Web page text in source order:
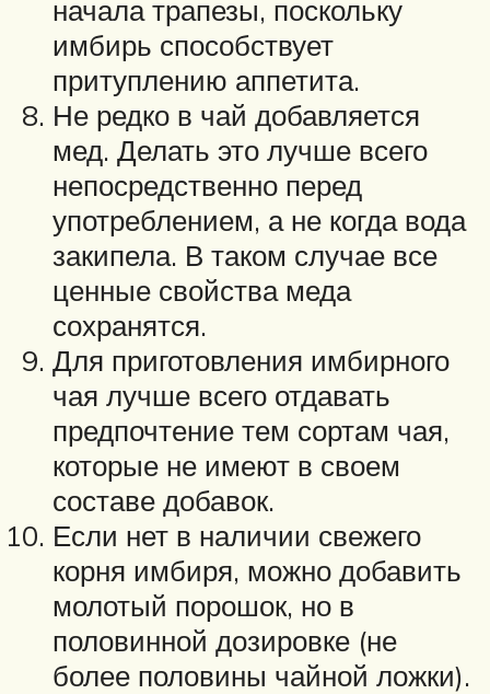
начала трапезы, поскольку
имбирь способствует
притуплению аппетита.
Не редко в чай добавляется
мед. Делать это лучше всего
непосредственно перед
употреблением, а не когда вода
закипела. В таком случае все
ценные свойства меда
сохранятся.
Для приготовления имбирного
чая лучше всего отдавать
предпочтение тем сортам чая,
которые не имеют в своем
составе добавок.
Если нет в наличии свежего
корня имбиря, можно добавить
молотый порошок, но в
половинной дозировке (не
более половины чайной ложки).